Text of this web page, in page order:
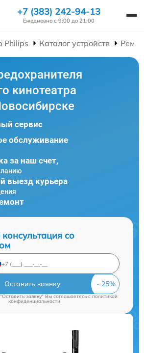
+7 (383) 242-94-13
Ежедневно с 9:00 до 21:00
Philips Каталог устройств
кинотеатра
сервис
обслуживание
за наш счет,
выезд курьера
со
Оставить заявку
заявку" Вы соглашаетесь c политикой
конфиденциальности